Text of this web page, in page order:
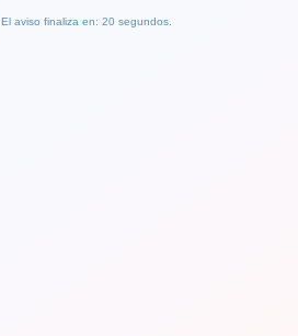
El aviso finaliza en: 19 segundos.